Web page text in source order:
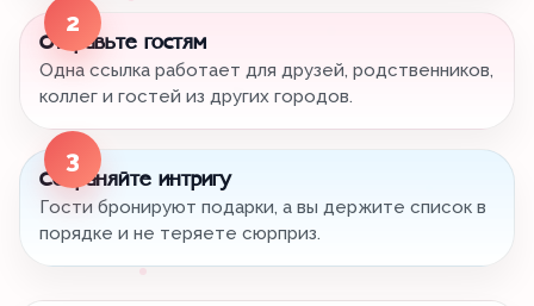
2
Отправьте гостям
Одна ссылка работает для друзей, родственников,
коллег и гостей из других городов.
3
Сохраняйте интригу
Гости бронируют подарки, а вы держите список в
порядке и не теряете сюрприз.